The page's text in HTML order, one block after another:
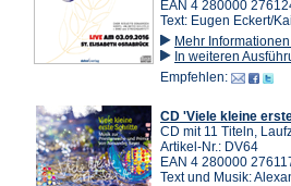
EAN 4 280000
Text: Eugen Eckert/
Mehr Informationen
In weiteren
Empfehlen:
CD 'Viele kleine
CD mit 11 Titeln,
Artikel-Nr.: DV64
EAN 4 280000
Text und Musik: